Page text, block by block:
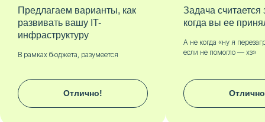
Предлагаем варианты, как
развивать вашу IT-
инфраструктуру
В рамках бюджета, разумеется
Отлично!
Задача считается
когда вы ее
А не когда «ну я
если не помогло — хз»